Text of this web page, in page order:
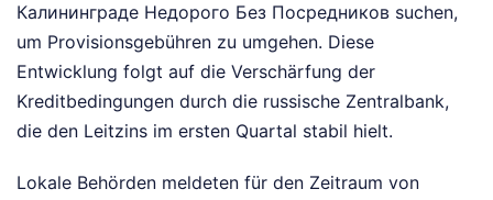
Калининграде Недорого Без Посредников suchen,
um Provisionsgebühren zu umgehen. Diese
Entwicklung folgt auf die Verschärfung der
Kreditbedingungen durch die russische Zentralbank,
die den Leitzins im ersten Quartal stabil hielt.
Lokale Behörden meldeten für den Zeitraum von